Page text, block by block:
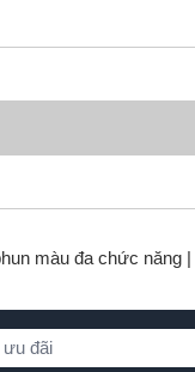
màu đa chức năng |